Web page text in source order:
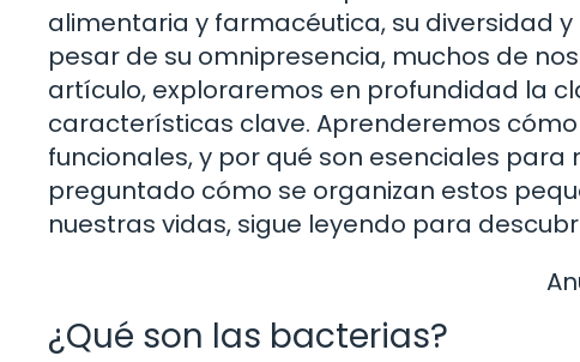
alimentaria y farmacéutica, su diversidad
pesar de su omnipresencia, muchos de
artículo, exploraremos en profundidad la
características clave. Aprenderemos
funcionales, y por qué son esenciales
preguntado cómo se organizan estos
nuestras vidas, sigue leyendo para
¿Qué son las bacterias?